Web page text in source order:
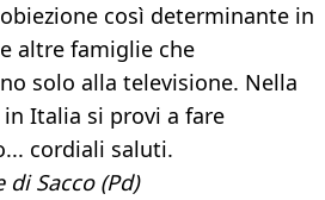
così determinante in
altre famiglie che
solo alla televisione. Nella
in Italia si provi a fare
cordiali saluti.
di Sacco (Pd)